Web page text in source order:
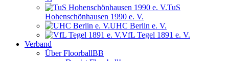
TuS
Hohenschönhausen 1990 e. V.
UHC Berlin e. V.
VfL Tegel 1891 e. V.
Verband
Über FloorballBB